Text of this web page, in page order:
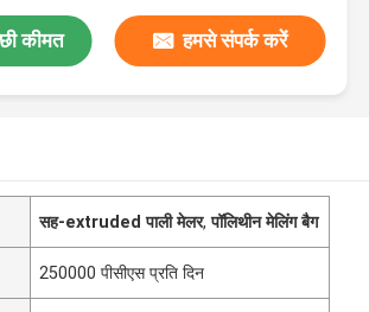
कीमत हमसे संपर्क करें
सह-extruded पाली मेलर,पॉलिथीन मेलिंग बैग
250000 पीसीएस प्रति दिन